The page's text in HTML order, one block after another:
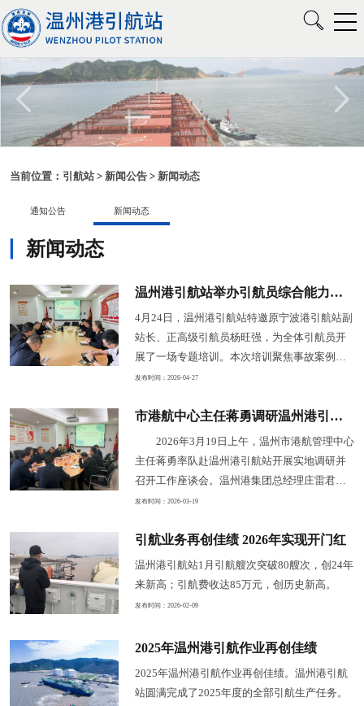
当前位置： 引航站> 新闻公告 > 新闻动态
通知公告 新闻动态
新闻动态
温州港引航站举办引航员综合能力提升培训
4月24日，温州港引航站特邀原宁波港引航站副
站长、正高级引航员杨旺强，为全体引航员开
展了一场专题培训。本次培训聚焦事故案例警
示、驾驶台资源管理、大型船舶操纵、应急能
升引航队伍的专业素养和安全作业水平。
发布时间：2026-04-27
市港航中心主任蒋勇调研温州港引航站 共谋港口高质量发展新篇章
2026年3月19日上午，温州市港航管理中心
主任蒋勇率队赴温州港引航站开展实地调研并
召开工作座谈会。温州港集团总经理庄雷君、
温州港口服务有限公司总经理林勇应邀出席，
次调研旨在进一步了解引航发展现状，协调解
决实际困难，共同推动温州港引航事业高质量
发展。
发布时间：2026-03-19
引航业务再创佳绩 2026年实现开门红
温州港引航站1月引航艘次突破80艘次，创24年
来新高；引航费收达85万元，创历史新高。
发布时间：2026-02-09
2025年温州港引航作业再创佳绩
2025年温州港引航作业再创佳绩。温州港引航
站圆满完成了2025年度的全部引航生产任务。